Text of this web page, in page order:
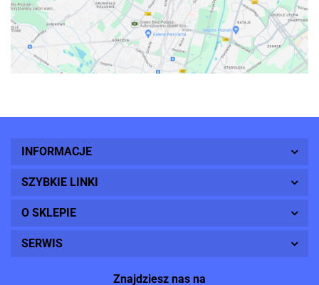
INFORMACJE
SZYBKIE LINKI
O SKLEPIE
SERWIS
Znajdziesz nas na